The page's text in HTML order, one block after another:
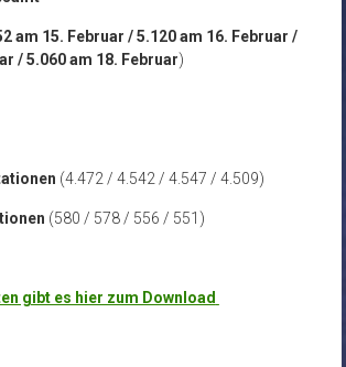
am 15. Februar / 5.120 am 16. Februar /
/ 5.060 am 18. Februar)
(4.472 / 4.542 / 4.547 / 4.509)
(580 / 578 / 556 / 551)
gibt es hier zum Download